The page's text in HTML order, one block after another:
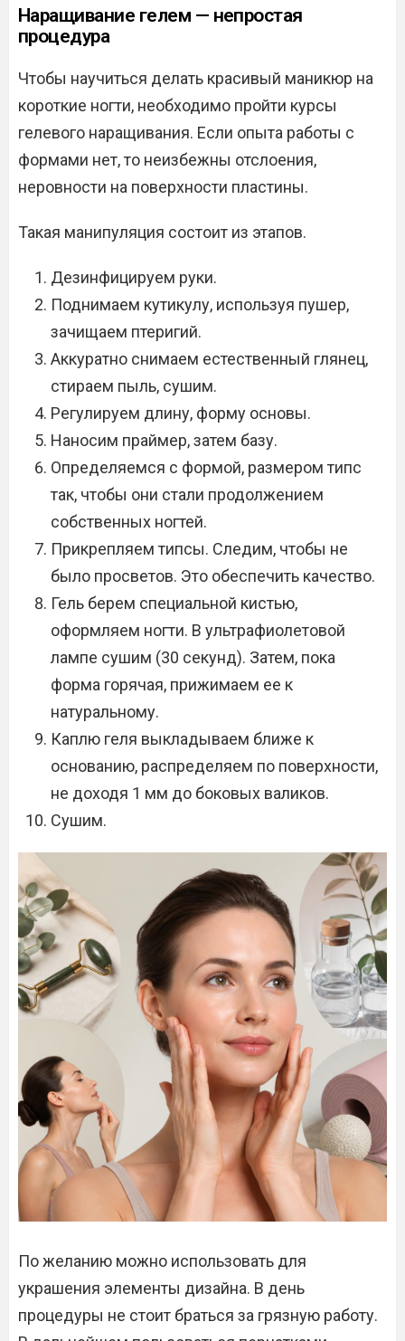
Наращивание гелем — непростая
процедура
Чтобы научиться делать красивый маникюр на
короткие ногти, необходимо пройти курсы
гелевого наращивания. Если опыта работы с
формами нет, то неизбежны отслоения,
неровности на поверхности пластины.
Такая манипуляция состоит из этапов.
Дезинфицируем руки.
Поднимаем кутикулу, используя пушер,
зачищаем птеригий.
Аккуратно снимаем естественный глянец,
стираем пыль, сушим.
Регулируем длину, форму основы.
Наносим праймер, затем базу.
Определяемся с формой, размером типс
так, чтобы они стали продолжением
собственных ногтей.
Прикрепляем типсы. Следим, чтобы не
было просветов. Это обеспечить качество.
Гель берем специальной кистью,
оформляем ногти. В ультрафиолетовой
лампе сушим (30 секунд). Затем, пока
форма горячая, прижимаем ее к
натуральному.
Каплю геля выкладываем ближе к
основанию, распределяем по поверхности,
не доходя 1 мм до боковых валиков.
Сушим.
По желанию можно использовать для
украшения элементы дизайна. В день
процедуры не стоит браться за грязную работу.